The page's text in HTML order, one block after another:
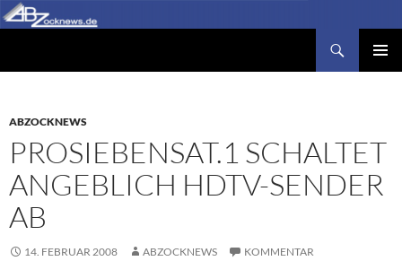
Zum
Inhalt
ABZOCKNEWS
PROSIEBENSAT.1 SCHALTET
ANGEBLICH HDTV-SENDER
AB
14. FEBRUAR 2008 ABZOCKNEWS
KOMMENTAR